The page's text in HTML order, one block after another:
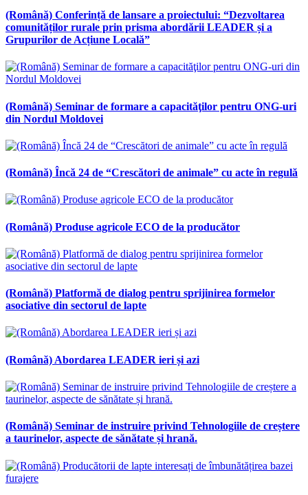
(Română) Conferință de lansare a proiectului: “Dezvoltarea
comunităților rurale prin prisma abordării LEADER și a
Grupurilor de Acțiune Locală”
(Română) Seminar de formare a capacităţilor pentru ONG-uri
din Nordul Moldovei
(Română) Încă 24 de “Crescători de animale” cu acte în regulă
(Română) Produse agricole ECO de la producător
(Română) Platformă de dialog pentru sprijinirea formelor
asociative din sectorul de lapte
(Română) Abordarea LEADER ieri și azi
(Română) Seminar de instruire privind Tehnologiile de creștere
a taurinelor, aspecte de sănătate și hrană.